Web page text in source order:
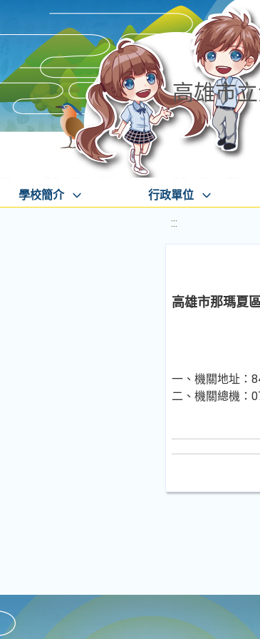
高雄市
學校簡介 行政單位
:::
高雄市那瑪夏
一、機關地址：
二、機關總機：